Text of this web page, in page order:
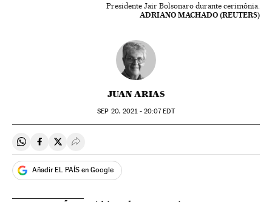
Presidente Jair Bolsonaro durante cerimônia.
ADRIANO MACHADO (REUTERS)
JUAN ARIAS
SEP 20, 2021 - 20:07EDT
Compartir en Whatsapp
Compartir en Facebook
Compartir en Twitter
Desplegar Redes Sociales
Añadir EL PAÍS en Google